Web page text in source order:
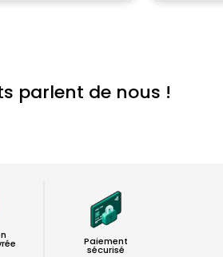
parlent de nous !
Paiement
sécurisé